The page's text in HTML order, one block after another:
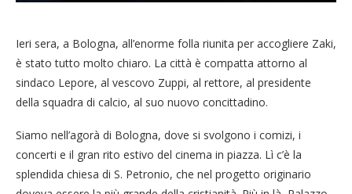
Ieri sera, a Bologna, all’enorme folla riunita per accogliere Zaki,
è stato tutto molto chiaro. La città è compatta attorno al
sindaco Lepore, al vescovo Zuppi, al rettore, al presidente
della squadra di calcio, al suo nuovo concittadino.
Siamo nell’agorà di Bologna, dove si svolgono i comizi, i
concerti e il gran rito estivo del cinema in piazza. Lì c’è la
splendida chiesa di S. Petronio, che nel progetto originario